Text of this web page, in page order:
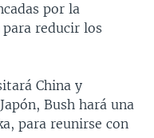
por la
reducir los
China y
Bush hará una
para reunirse con